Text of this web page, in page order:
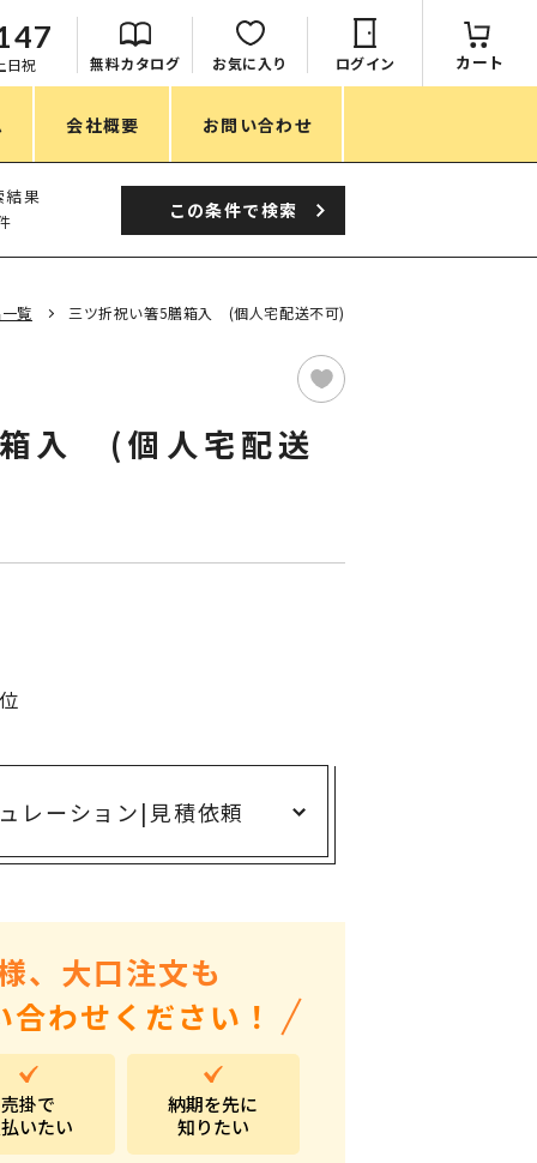
日祝 無料カタログ お気に入り ログイン カート
会社概要 お問い合わせ
目的・シーン
展示会・イベント特集
安全大会ノベルティ・記念品特集
入学・卒業記念品
自治体・公共団体向け
ポストイン
ばらまき、ショップイベント向け粗品・ノベ
結果
この条件で検索
覧 三ツ折祝い箸5膳箱入 (個人宅配送不可)
入 (個人宅配送
レーション| 見積依頼
、大口注文も
わせください！
売掛で
いたい
納期を先に
知りたい